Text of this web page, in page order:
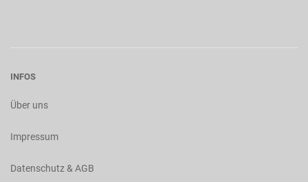
INFOS
Über uns
Impressum
Datenschutz & AGB